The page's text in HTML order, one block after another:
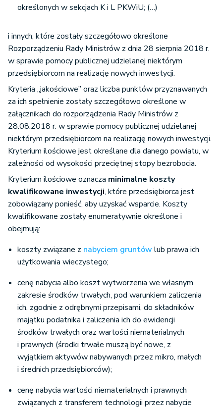
określonych w sekcjach K i L PKWiU; (…)
i innych, które zostały szczegółowo określone
Rozporządzeniu Rady Ministrów z dnia 28 sierpnia 2018 r.
w sprawie pomocy publicznej udzielanej niektórym
przedsiębiorcom na realizację nowych inwestycji.
Kryteria „jakościowe” oraz liczba punktów przyznawanych
za ich spełnienie zostały szczegółowo określone w
załącznikach do rozporządzenia Rady Ministrów z
28.08.2018 r. w sprawie pomocy publicznej udzielanej
niektórym przedsiębiorcom na realizację nowych inwestycji.
Kryterium ilościowe jest określane dla danego powiatu, w
zależności od wysokości przeciętnej stopy bezrobocia.
Kryterium ilościowe oznacza minimalne koszty
kwalifikowane inwestycji, które przedsiębiorca jest
zobowiązany ponieść, aby uzyskać wsparcie. Koszty
kwalifikowane zostały enumeratywnie określone i
obejmują:
koszty związane z nabyciem gruntów lub prawa ich
użytkowania wieczystego;
cenę nabycia albo koszt wytworzenia we własnym
zakresie środków trwałych, pod warunkiem zaliczenia
ich, zgodnie z odrębnymi przepisami, do składników
majątku podatnika i zaliczenia ich do ewidencji
środków trwałych oraz wartości niematerialnych
i prawnych (środki trwałe muszą być nowe, z
wyjątkiem aktywów nabywanych przez mikro, małych
i średnich przedsiębiorców);
cenę nabycia wartości niematerialnych i prawnych
związanych z transferem technologii przez nabycie